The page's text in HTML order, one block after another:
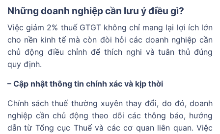
Những doanh nghiệp cần lưu ý điều gì?
Việc giảm 2% thuế GTGT không chỉ mang lại lợi ích lớn
cho nền kinh tế mà còn đòi hỏi các doanh nghiệp cần
chủ động điều chỉnh để thích nghi và tuân thủ đúng
quy định.
– Cập nhật thông tin chính xác và kịp thời
Chính sách thuế thường xuyên thay đổi, do đó, doanh
nghiệp cần chủ động theo dõi các thông báo, hướng
dẫn từ Tổng cục Thuế và các cơ quan liên quan. Việc